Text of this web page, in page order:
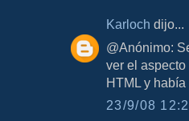
Karloch dijo...
@Anónimo:
ver el
HTML y
23/9/08